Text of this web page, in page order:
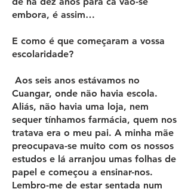
embora, é assim…
E como é que começaram a vossa
escolaridade?
Aos seis anos estávamos no
Cuangar, onde não havia escola.
Aliás, não havia uma loja, nem
sequer tínhamos farmácia, quem nos
tratava era o meu pai. A minha mãe
preocupava-se muito com os nossos
estudos e lá arranjou umas folhas de
papel e começou a ensinar-nos.
Lembro-me de estar sentada num